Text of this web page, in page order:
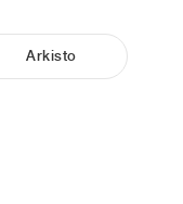
Arkisto